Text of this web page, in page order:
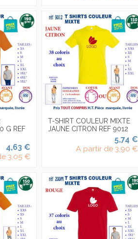
G REF
4,63 €
3,05 €
T-SHIRT COULEUR MIXTE
JAUNE CITRON REF 9012
5,74 €
A partir de 3,90 €